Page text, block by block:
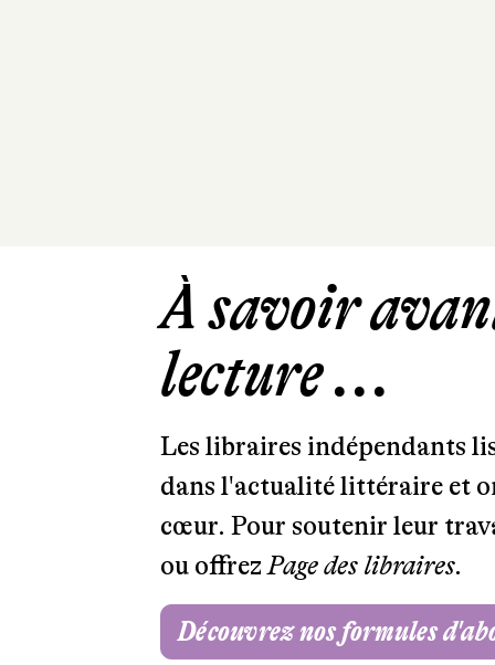
À savoir
lecture ...
Les libraires indépendants
dans l'actualité littéraire et
cœur. Pour soutenir leur
ou offrezPage des libraires.
Découvrez nos formules